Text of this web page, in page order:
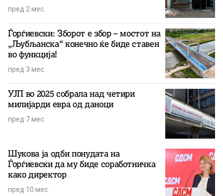
пред 2 мес.
Ѓорѓиевски: Зборот е збор – мостот на
„Љубљанска“ конечно ќе биде ставен
во функција!
пред 3 мес.
УЈП во 2025 собралa над четири
милијарди евра од даноци
пред 7 мес.
Шукова ја одби понудата на
Ѓорѓиевски да му биде соработничка
како директор
пред 10 мес.